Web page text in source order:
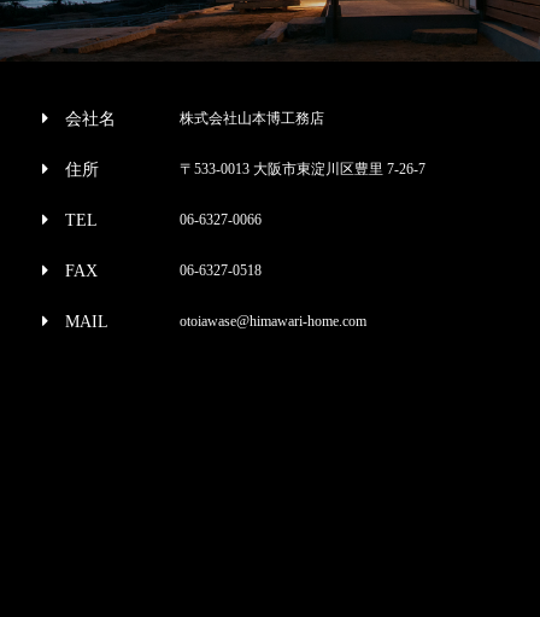
会社名 株式会社山本博工務店
住所 〒533-0013 大阪市東淀川区豊里 7-26-7
TEL 06-6327-0066
FAX 06-6327-0518
MAIL otoiawase@himawari-home.com